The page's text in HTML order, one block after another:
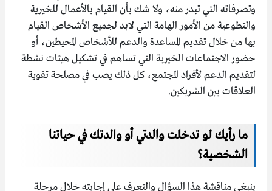
وتصرفاته التي تبدر منه، ولا شك بأن القيام بالأعمال للخيرية
والتطوعية من الأمور الهامة التي لابد لجميع الأشخاص القيام
بها من خلال تقديم المساعدة والدعم للأشخاص المحيطين، أو
حضور الاجتماعات الخيرية التي تساهم في تشكيل هيئات نشطة
لتقديم الدعم لأفراد المجتمع، كل ذلك يصب في مصلحة تقوية
العلاقات بين الشريكين.
ما رأيك لو تدخلت والدتي أو والدتك في حياتنا
الشخصية؟
ينبغي مناقشة هذا السؤال والتعرف على إجابته خلال مرحلة